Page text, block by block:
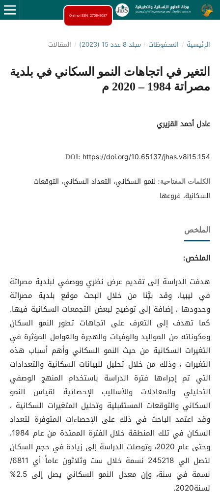
Online ISSN: 2706-9087
الرئيسية / المحفوظات / مجلد 8 عدد 15 (2023) / المقالات
التغير في اتجاهات النمو السكاني في بلدية
مصراتة 1984 – 2020 م
عادل أحمد القزيري
DOI: https://doi.org/10.65137/jhas.v8i15.154
الكلمات المفتاحية: لنمو السكاني، التعداد السكاني، التوقعات
السكانية، فروعها
الملخص
الملخص:
هدفت الدراسة إلى تقديم عرض نظري ووصفي لبلدية مصراتة
في ليبيا، وقد بيَّنا من خلال البحث موقع بلدية مصراتة
وحدودها ، إضافة إلى توضيح لبعض التجمعات السكانية فيها.
كما تهدف إلى التعرف على اتجاهات تطور النمو السكان
ومكوناته من المواليد والوفيات والهجرة والعوامل المؤثرة في
التغيرات السكانية من حيث النمو السكاني وأهم أسباب هذه
التغيرات ، وذلك من خلال تحليل للبيانات السكانية والتعدادات
التي تم إجراءها فترة الدراسة باستخدام المنهج الوصفي
التحليلي والمعادلات والأساليب الإحصائية لقياس النمو
السكاني والتوقعات المستقبلية وتحليل المتغيرات السكانية ،
وقد اعتمد الباحث في ذلك على الإحصاءات المتوفرة لتعداد
السكان في تلك المنطقة خلال الفترة الممتدة من عام 1984،
وحتى عام 2020، وتوصلت الدراسة إلى زيادة في حجم السكان
لتصل الي 245218 نسمة خلال ست وثلاثون عاماً أي 6811/
نسمة في سنة، وإن معدل النمو السكاني يصل إلى 2.5%
لسنة2020.